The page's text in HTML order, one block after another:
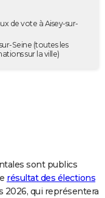
de vote à Aisey-sur-
Seine (toutes les
sur la ville)
sont publics
résultat des élections
2026, qui représentera